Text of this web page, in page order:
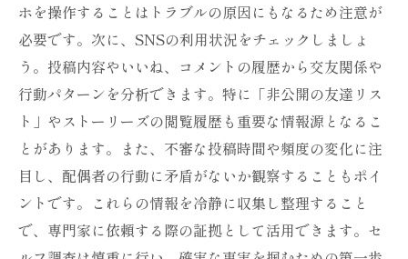
ホを操作することはトラブルの原因にもなるため注意が
必要です。次に、SNSの利用状況をチェックしましょ
う。投稿内容やいいね、コメントの履歴から交友関係や
行動パターンを分析できます。特に「非公開の友達リス
ト」やストーリーズの閲覧履歴も重要な情報源となるこ
とがあります。また、不審な投稿時間や頻度の変化に注
目し、配偶者の行動に矛盾がないか観察することもポイ
ントです。これらの情報を冷静に収集し整理すること
で、専門家に依頼する際の証拠として活用できます。セ